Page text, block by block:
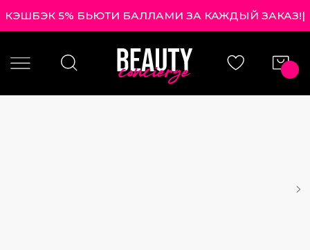
КЭШБЭК 5% БЬЮТИ БАЛЛАМИ ЗА КАЖДЫЙ ЗАКАЗ!|